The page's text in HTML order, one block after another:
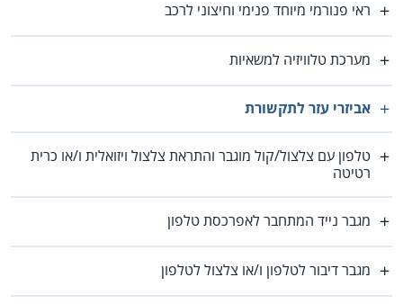
ראי פנורמי מיוחד פנימי וחיצוני לרכב
מערכת טלוויזיה למשאיות
אביזרי עזר לתקשורת
טלפון עם צלצול/קול מוגבר והתראת צלצול ויזואלית ו/או כרית
רטיטה
מגבר נייד המתחבר לאפרכסת טלפון
מגבר דיבור לטלפון ו/או צלצול לטלפון